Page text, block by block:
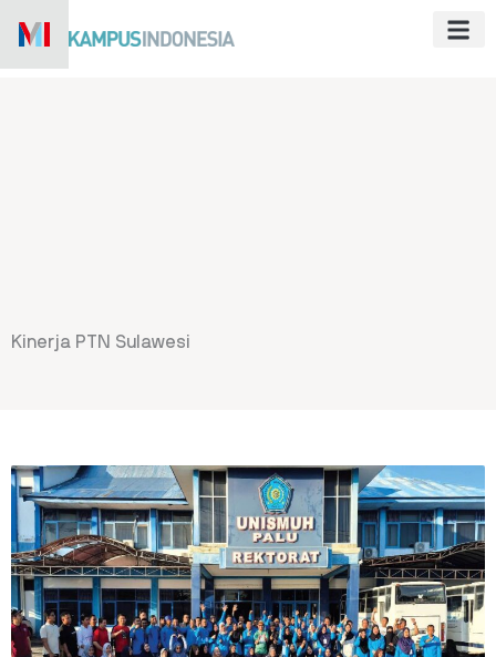
Kinerja PTN Sulawesi